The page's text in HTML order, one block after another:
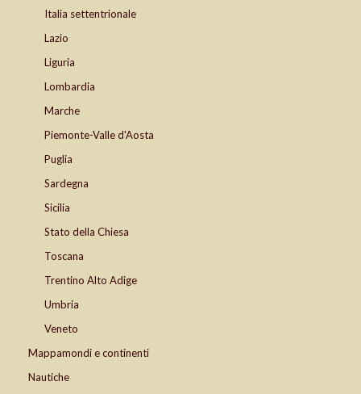
Italia settentrionale
Lazio
Liguria
Lombardia
Marche
Piemonte-Valle d'Aosta
Puglia
Sardegna
Sicilia
Stato della Chiesa
Toscana
Trentino Alto Adige
Umbria
Veneto
Mappamondi e continenti
Nautiche